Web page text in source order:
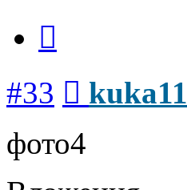
#33 kuka11
фото4